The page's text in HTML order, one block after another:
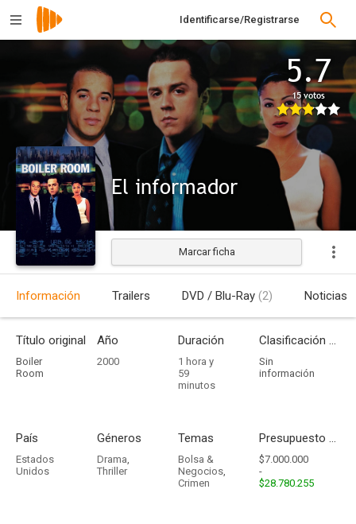
Identificarse/Registrarse
5.7
15 votos
El informador
Estrenada
Marcar ficha
Información Trailers DVD / Blu-Ray (2) Noticias
Título original
Boiler
Room
Año
2000
Duración
1 hora y
59
minutos
Clasificación por edades
Sin
información
País
Estados
Unidos
Géneros
Drama,
Thriller
Temas
Bolsa &
Negocios,
Crimen
Presupuesto - Ingresos
$7.000.000
-
$28.780.255